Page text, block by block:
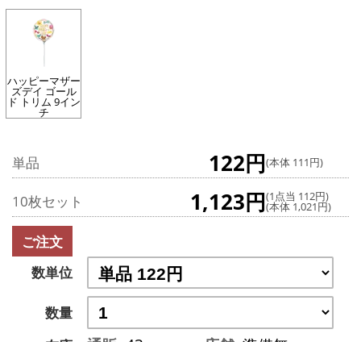
ハッピーマザー
ズデイ ゴール
ド トリム 9イン
チ
単品 122円(本体 111円)
10枚セット 1,123円(1点当 112円)
(本体 1,021円)
ご注文
数単位
数量